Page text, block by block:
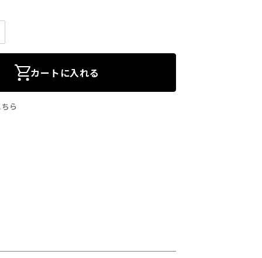
カートに入れる
ら